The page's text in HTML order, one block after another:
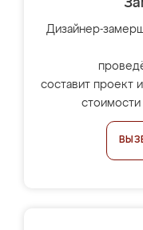
Дизайнер-
составит проект